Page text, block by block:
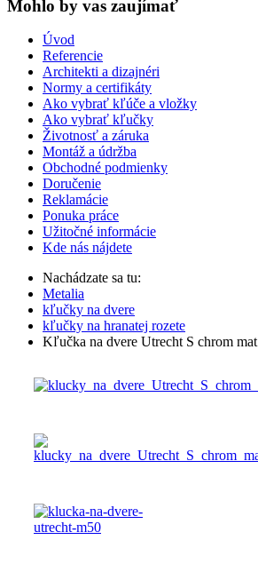
Mohlo by vas zaujímať
Úvod
Referencie
Architekti a dizajnéri
Normy a certifikáty
Ako vybrať kľúče a vložky
Ako vybrať kľučky
Životnosť a záruka
Montáž a údržba
Obchodné podmienky
Doručenie
Reklamácie
Ponuka práce
Užitočné informácie
Kde nás nájdete
Nachádzate sa tu:
Metalia
kľučky na dvere
kľučky na hranatej rozete
Kľučka na dvere Utrecht S chrom mat